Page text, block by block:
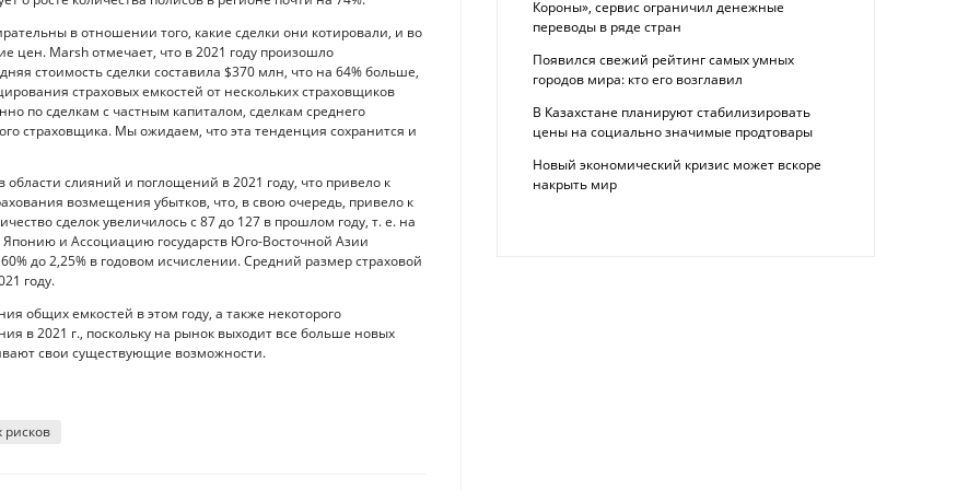
в отношении того, какие сделки они котировали, и во
цен. Marsh отмечает, что в 2021 году произошло
стоимость сделки составила $370 млн, что на 64% больше,
страховых емкостей от нескольких страховщиков
по сделкам с частным капиталом, сделкам среднего
страховщика. Мы ожидаем, что эта тенденция сохранится и
слияний и поглощений в 2021 году, что привело к
возмещения убытков, что, в свою очередь, привело к
сделок увеличилось с 87 до 127 в прошлом году, т. е. на
и Ассоциацию государств Юго-Восточной Азии
до 2,25% в годовом исчислении. Средний размер страховой
году.
общих емкостей в этом году, а также некоторого
в 2021 г., поскольку на рынок выходит все больше новых
свои существующие возможности.
рисков
Короны», сервис ограничил денежные
переводы в ряде стран
Появился свежий рейтинг самых умных
городов мира: кто его возглавил
В Казахстане планируют стабилизировать
цены на социально значимые продтовары
Новый экономический кризис может вскоре
накрыть мир